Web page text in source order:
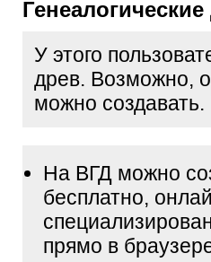
У этого
древ. Возможно,
можно
На ВГД можно
бесплатно,
прямо в